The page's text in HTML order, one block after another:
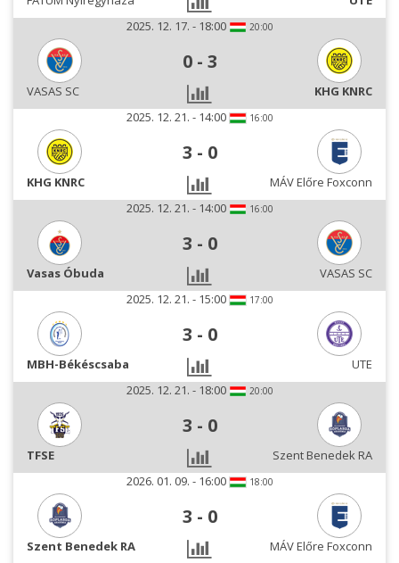
2025. 12. 17. - 18:00
20:00
0 - 3
VASAS SC
KHG KNRC
2025. 12. 21. - 14:00
16:00
3 - 0
KHG KNRC
MÁV Előre Foxconn
2025. 12. 21. - 14:00
16:00
3 - 0
Vasas Óbuda
VASAS SC
2025. 12. 21. - 15:00
17:00
3 - 0
MBH-Békéscsaba
UTE
2025. 12. 21. - 18:00
20:00
3 - 0
TFSE
Szent Benedek RA
2026. 01. 09. - 16:00
18:00
3 - 0
Szent Benedek RA
MÁV Előre Foxconn